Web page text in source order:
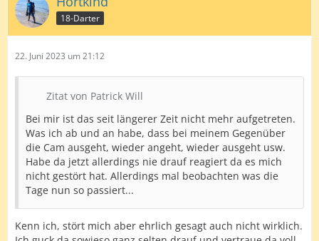
18-Darter
22. Juni 2023 um 21:12
Zitat von Patrick Will
Bei mir ist das seit längerer Zeit nicht mehr aufgetreten.
Was ich ab und an habe, dass bei meinem Gegenüber
die Cam ausgeht, wieder angeht, wieder ausgeht usw.
Habe da jetzt allerdings nie drauf reagiert da es mich
nicht gestört hat. Allerdings mal beobachten was die
Tage nun so passiert...
Kenn ich, stört mich aber ehrlich gesagt auch nicht wirklich.